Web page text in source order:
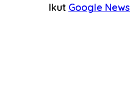
Ikut Google News